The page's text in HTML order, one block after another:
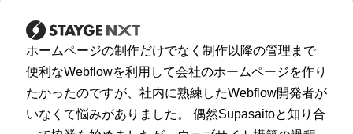
ホームページの制作だけでなく制作以降の管理まで
便利なWebflowを利用して会社のホームページを作り
たかったのですが、社内に熟練したWebflow開発者が
いなくて悩みがありました。 偶然Supasaitoと知り合